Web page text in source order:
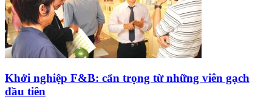
Khởi nghiệp F&B: cẩn trọng từ những viên gạch
đầu tiên